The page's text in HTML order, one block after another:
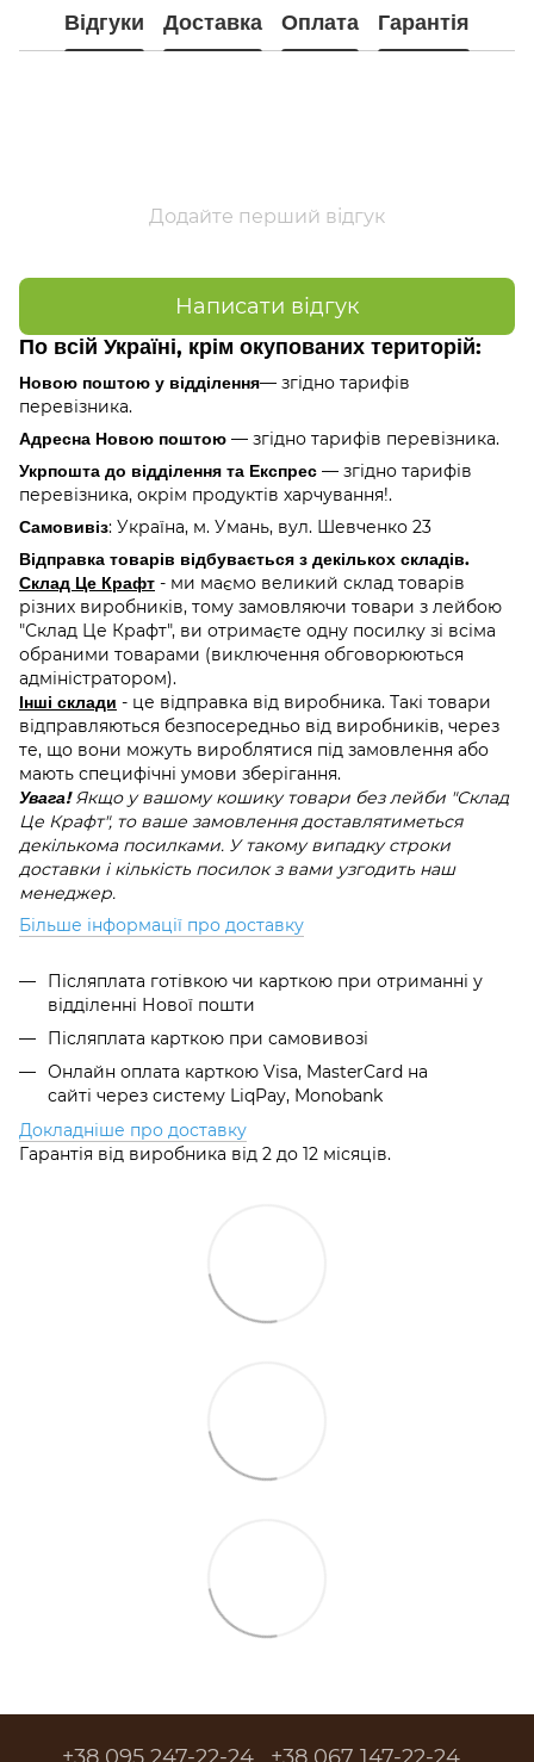
Відгуки Доставка Оплата Гарантія
Додайте перший відгук
Написати відгук
По всій Україні, крім окупованих територій:
Новою поштою у відділення— згідно тарифів
перевізника.
Адресна Новою поштою — згідно тарифів перевізника.
Укрпошта до відділення та Експрес — згідно тарифів
перевізника, окрім продуктів харчування!.
Самовивіз: Україна, м. Умань, вул. Шевченко 23
Відправка товарів відбувається з декількох складів.
Склад Це Крафт - ми маємо великий склад товарів
різних виробників, тому замовляючи товари з лейбою
"Склад Це Крафт", ви отримаєте одну посилку зі всіма
обраними товарами (виключення обговорюються
адміністратором).
Інші склади - це відправка від виробника. Такі товари
відправляються безпосередньо від виробників, через
те, що вони можуть вироблятися під замовлення або
мають специфічні умови зберігання.
Увага!Якщо у вашому кошику товари без лейби "Склад
Це Крафт", то ваше замовлення доставлятиметься
декількома посилками. У такому випадку строки
доставки і кількість посилок з вами узгодить наш
менеджер.
Більше інформації про доставку
Післяплата готівкою чи карткою при отриманні у
відділенні Нової пошти
Післяплата карткою при самовивозі
Онлайн оплата карткою Visa, MasterCard на
сайті через систему LiqPay, Monobank
Докладніше про доставку
Гарантія від виробника від 2 до 12 місяців.